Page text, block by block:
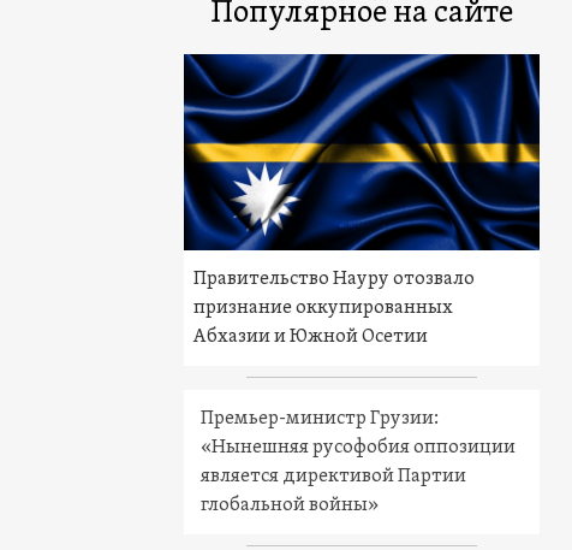
Популярное на сайте
Правительство Науру отозвало
признание оккупированных
Абхазии и Южной Осетии
Премьер-министр Грузии:
«Нынешняя русофобия оппозиции
является директивой Партии
глобальной войны»